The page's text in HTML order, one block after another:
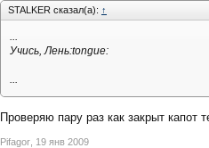
STALKER сказал(а): ↑
...
Учись, Лень:tongue:
...
Проверяю пару раз как закрыт капот
Pifagor 19 янв 2009